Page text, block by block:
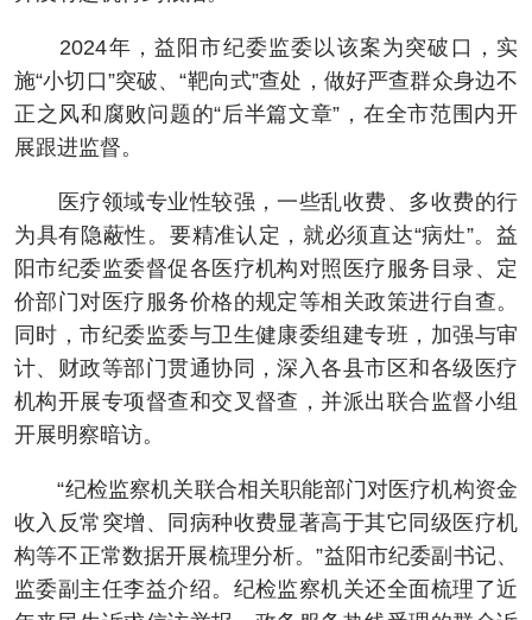
2024年，益阳市纪委监委以该案为突破口，实
施“小切口”突破、“靶向式”查处，做好严查群众身边不
正之风和腐败问题的“后半篇文章”，在全市范围内开
展跟进监督。
医疗领域专业性较强，一些乱收费、多收费的行
为具有隐蔽性。要精准认定，就必须直达“病灶”。益
阳市纪委监委督促各医疗机构对照医疗服务目录、定
价部门对医疗服务价格的规定等相关政策进行自查。
同时，市纪委监委与卫生健康委组建专班，加强与审
计、财政等部门贯通协同，深入各县市区和各级医疗
机构开展专项督查和交叉督查，并派出联合监督小组
开展明察暗访。
“纪检监察机关联合相关职能部门对医疗机构资金
收入反常突增、同病种收费显著高于其它同级医疗机
构等不正常数据开展梳理分析。”益阳市纪委副书记、
监委副主任李益介绍。纪检监察机关还全面梳理了近